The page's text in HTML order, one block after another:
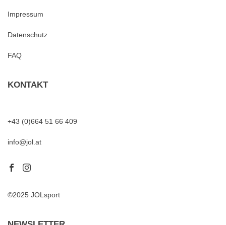
Impressum
Datenschutz
FAQ
KONTAKT
+43 (0)664 51 66 409
info@jol.at
©2025 JOLsport